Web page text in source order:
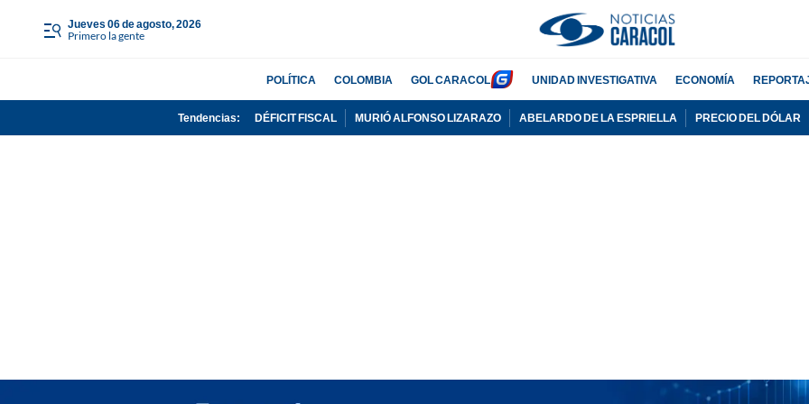
jueves 06 de agosto, 2026
Primero la gente
POLÍTICA COLOMBIA GOL CARACOL UNIDAD INVESTIGATIVA ECONOMÍA
Tendencias: DÉFICIT FISCAL MURIÓ ALFONSO LIZARAZO ABELARDO DE LA ESPRIELLA PRECIO DEL DÓLAR